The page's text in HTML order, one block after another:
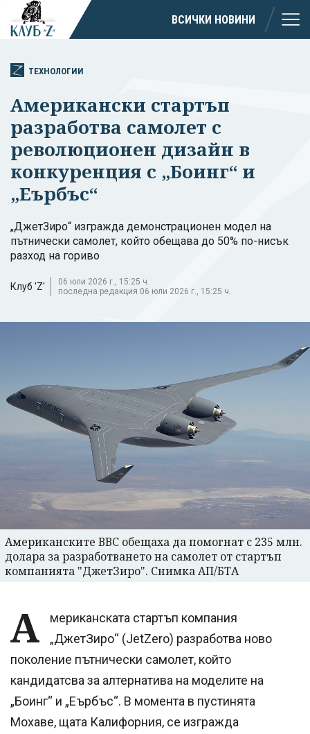
ВСИЧКИ НОВИНИ
ТЕХНОЛОГИИ
Американски стартъп
разработва самолет с
революционен дизайн в
конкуренция с „Боинг“ и
„Еърбъс“
„ДжетЗиро“ изгражда демонстрационен модел на
пътнически самолет, който обещава до 50% по-нисък
разход на гориво
Клуб 'Z'
06 юли 2026 г., 15:25 ч.
последна редакция 06 юли 2026 г., 15:25 ч.
Американските ВВС обещаха да помогнат с 235 млн.
долара за разработването на самолет от стартъп
компанията "ДжетЗиро". Снимка АП/БТА
А
мериканската стартъп компания
„ДжетЗиро“ (JetZero) разработва ново
поколение пътнически самолет, който
кандидатсва за алтернатива на моделите на
„Боинг“ и „Еърбъс“. В момента в пустинята
Мохаве, щата Калифорния, се изгражда